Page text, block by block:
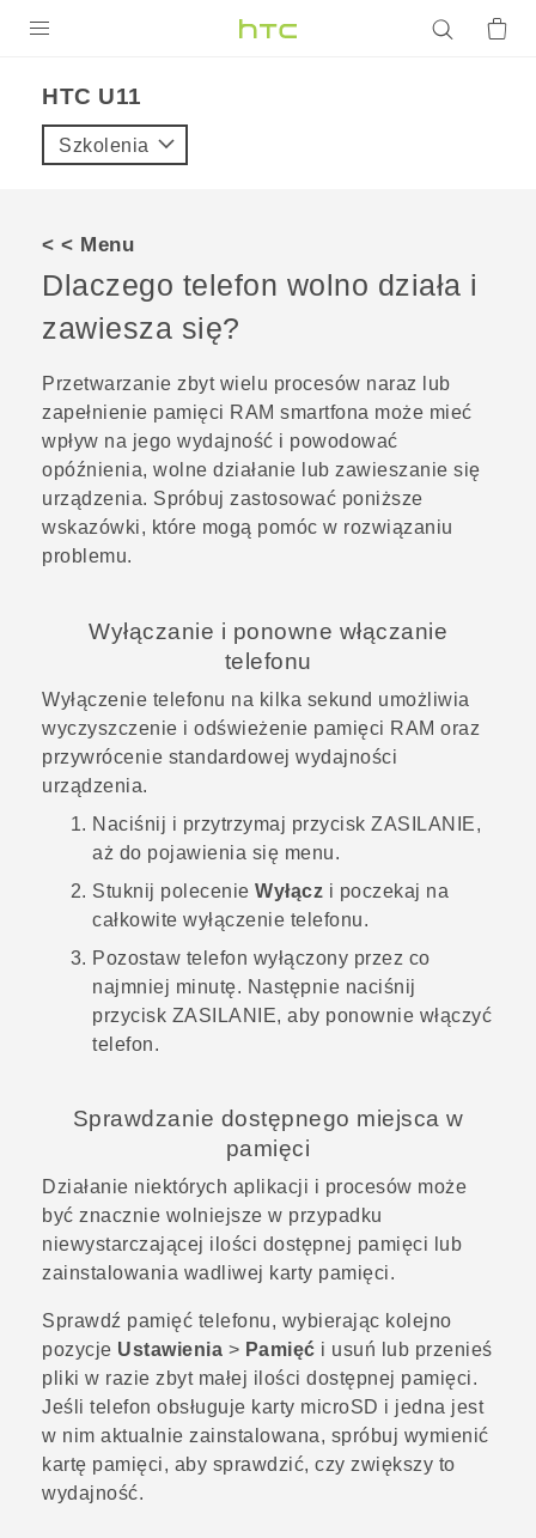
VIVE
VIVERSE
POMOC TECHNICZNA
Urządzenia i akcesoria HTC
Zaloguj się
HTC U11‎
Szkolenia
< < Menu
Dlaczego telefon wolno działa i
zawiesza się?
Przetwarzanie zbyt wielu procesów naraz lub
zapełnienie pamięci RAM smartfona może mieć
wpływ na jego wydajność i powodować
opóźnienia, wolne działanie lub zawieszanie się
urządzenia. Spróbuj zastosować poniższe
wskazówki, które mogą pomóc w rozwiązaniu
problemu.
Wyłączanie i ponowne włączanie
telefonu
Wyłączenie telefonu na kilka sekund umożliwia
wyczyszczenie i odświeżenie pamięci RAM oraz
przywrócenie standardowej wydajności
urządzenia.
Naciśnij i przytrzymaj przycisk ZASILANIE,
aż do pojawienia się menu.
Stuknij polecenie Wyłącz i poczekaj na
całkowite wyłączenie telefonu.
Pozostaw telefon wyłączony przez co
najmniej minutę. Następnie naciśnij
przycisk ZASILANIE, aby ponownie włączyć
telefon.
Sprawdzanie dostępnego miejsca w
pamięci
Działanie niektórych aplikacji i procesów może
być znacznie wolniejsze w przypadku
niewystarczającej ilości dostępnej pamięci lub
zainstalowania wadliwej karty pamięci.
Sprawdź pamięć telefonu, wybierając kolejno
pozycje Ustawienia > Pamięć i usuń lub przenieś
pliki w razie zbyt małej ilości dostępnej pamięci.
Jeśli telefon obsługuje karty microSD i jedna jest
w nim aktualnie zainstalowana, spróbuj wymienić
kartę pamięci, aby sprawdzić, czy zwiększy to
wydajność.